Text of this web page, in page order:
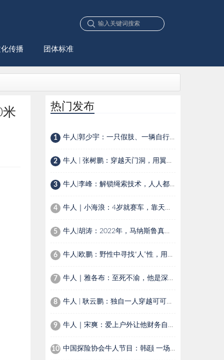
传播 团体标准
米 热门发布
1 牛人|郭少宇：一只假肢、一辆自行车，一位90后少年的生存选择
2 牛人 | 张树鹏：穿越天门洞，用翼装飞行在空中穿针引线
3 牛人|李峰：解锁绳索技术，人人都是探险家
4 牛人｜小海浪：4岁就赛车，靠天赋还是家里有矿？
5 牛人|胡涛：2022年，马纳斯鲁真假顶之间的进退
6 牛人|欧鹏：野性中寻找“人”性，用镜头讲述自然界生灵温情故事
7 牛人｜雅各布：至死不渝，他是深海下的夏尔巴人
8 牛人 | 耿云鹏：独自一人穿越可可西里，为活命与狼群对峙，生吃鼠肉，以尿续命
9 牛人｜宋爽：爱上户外让他财务自由，花20多万拯救被狼咬伤的爱犬
10 中国探险协会牛人节目：韩颋 一场在刀尖上跳舞的“死亡游戏”